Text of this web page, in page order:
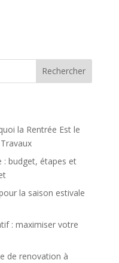
Rechercher
la Rentrée Est le
: budget, étapes et
la saison estivale
: maximiser votre
de renovation à